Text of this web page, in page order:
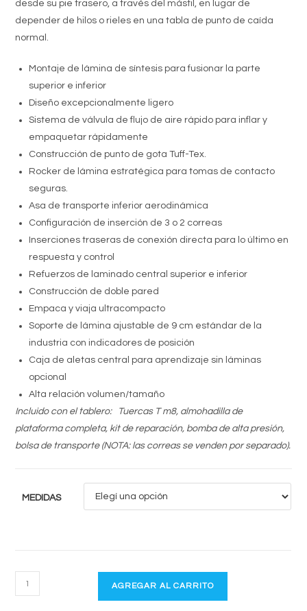
desde su pie trasero, a través del mástil, en lugar de
depender de hilos o rieles en una tabla de punto de caída
normal.
Montaje de lámina de síntesis para fusionar la parte
superior e inferior
Diseño excepcionalmente ligero
Sistema de válvula de flujo de aire rápido para inflar y
empaquetar rápidamente
Construcción de punto de gota Tuff-Tex.
Rocker de lámina estratégica para tomas de contacto
seguras.
Asa de transporte inferior aerodinámica
Configuración de inserción de 3 o 2 correas
Inserciones traseras de conexión directa para lo último en
respuesta y control
Refuerzos de laminado central superior e inferior
Construcción de doble pared
Empaca y viaja ultracompacto
Soporte de lámina ajustable de 9 cm estándar de la
industria con indicadores de posición
Caja de aletas central para aprendizaje sin láminas
opcional
Alta relación volumen/tamaño
Incluido con el tablero: Tuercas T m8, almohadilla de
plataforma completa, kit de reparación, bomba de alta presión,
bolsa de transporte (NOTA: las correas se venden por separado).
MEDIDAS
MACRO
AIR
AGREGAR AL CARRITO